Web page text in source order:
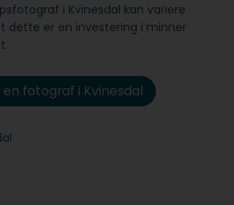
i Kvinesdal kan variere
dette er en investering i minner
fotograf i Kvinesdal